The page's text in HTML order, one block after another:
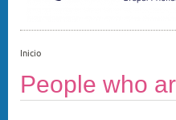
Inicio
People who